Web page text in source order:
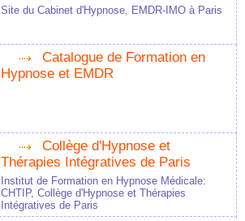
Site du Cabinet d'Hypnose, EMDR-IMO à Paris
Catalogue de Formation en
Hypnose et EMDR
Collège d'Hypnose et
Thérapies Intégratives de Paris
Institut de Formation en Hypnose Médicale:
CHTIP, Collège d'Hypnose et Thérapies
Intégratives de Paris